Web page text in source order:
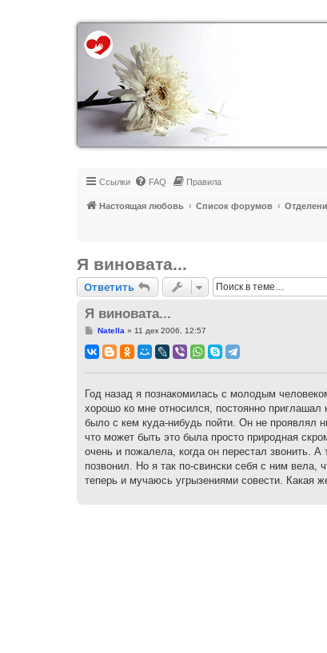
Регистрация
Ссылки FAQ Правила
Настоящая любовь Список форумов
Я виновата...
Ответить
Ответить
Я виновата...
С
о
б
и
е
Natella » 11 дек 2006, 12:57
Год назад я познакомилась с молодым
хорошо ко мне относился, постоянно
было с кем куда-нибудь пойти. Он не проявлял
что может быть это была просто природная
очень и пожалела, когда он перестал звонить. А
позвонил. Но я так по-свински себя с ним
теперь и мучаюсь угрызениями совести. Какая